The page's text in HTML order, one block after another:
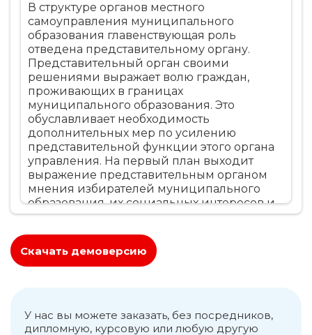
В структуре органов местного
самоуправления муниципального
образования главенствующая роль
отведена представительному органу.
Представительный орган своими
решениями выражает волю граждан,
проживающих в границах
муниципального образования. Это
обуславливает необходимость
дополнительных мер по усилению
представительной функции этого органа
управления. На первый план выходит
выражение представительным органом
мнения избирателей муниципального
образования, их социальных интересов и
гражданской позиции. Представительный
для выражения различных мнений и для
обсуждения наиболее важных вопросов
Скачать демоверсию
У нас вы можете заказать, без посредников,
дипломную, курсовую или любую другую